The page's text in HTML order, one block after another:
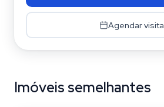
Agendar visita
Imóveis semelhantes
Quarta Parada